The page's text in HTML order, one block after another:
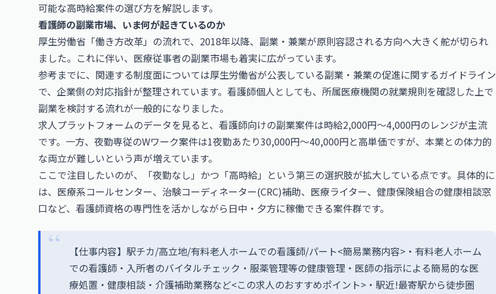
可能な高時給案件の選び方を解説します。
看護師の副業市場、いま何が起きているのか
厚生労働省「働き方改革」の流れで、2018年以降、副業・兼業が原則容認される方向へ大きく舵が切られ
ました。これに伴い、医療従事者の副業市場も着実に広がっています。
参考までに、関連する制度面については厚生労働省が公表している副業・兼業の促進に関するガイドライン
で、企業側の対応指針が整理されています。看護師個人としても、所属医療機関の就業規則を確認した上で
副業を検討する流れが一般的になりました。
求人プラットフォームのデータを見ると、看護師向けの副業案件は時給2,000円〜4,000円のレンジが主流
です。一方、夜勤専従のWワーク案件は1夜勤あたり30,000円〜40,000円と高単価ですが、本業との体力的
な両立が難しいという声が増えています。
ここで注目したいのが、「夜勤なし」かつ「高時給」という第三の選択肢が拡大している点です。具体的に
は、医療系コールセンター、治験コーディネーター(CRC)補助、医療ライター、健康保険組合の健康相談窓
口など、看護師資格の専門性を活かしながら日中・夕方に稼働できる案件群です。
【仕事内容】駅チカ/高立地/有料老人ホームでの看護師/パート<簡易業務内容>・有料老人ホーム
での看護師・入所者のバイタルチェック・服薬管理等の健康管理・医師の指示による簡易的な医
療処置・健康相談・介護補助業務など<この求人のおすすめポイント>・駅近!最寄駅から徒歩圏